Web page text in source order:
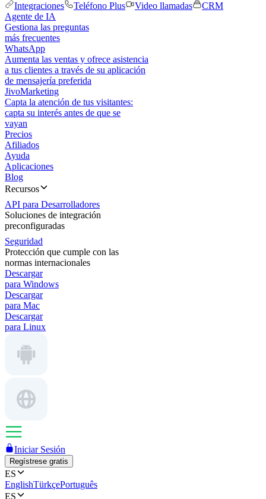
Integraciones
Teléfono Plus Video llamadas
CRM
Agente de IA
Gestiona las preguntas
más frecuentes
WhatsApp
Aumenta las ventas y ofrece asistencia
a tus clientes a través de su aplicación
de mensajería preferida
JivoMarketing
Capta la atención de tus visitantes:
capta su interés antes de que se
vayan
Precios
Afiliados
Ayuda
Aplicaciones
Blog
Recursos
API para Desarrolladores
Soluciones de integración
preconfiguradas
Seguridad
Protección que cumple con las
normas internacionales
Descargar
para Windows
Descargar
para Mac
Descargar
para Linux
Iniciar Sesión
Regístrese gratis
ES
EnglishTürkçePortuguês
ES